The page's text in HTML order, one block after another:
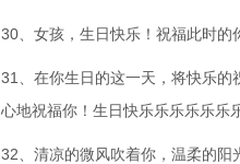
30、女孩，生日快乐！祝福此时
31、在你生日的这一天，将快乐
心地祝福你！生日快乐乐乐乐乐乐
32、清凉的微风吹着你，温柔的